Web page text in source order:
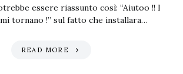
essere riassunto così: “Aiutoo !! I
tornano !” sul fatto che installara…
READ MORE